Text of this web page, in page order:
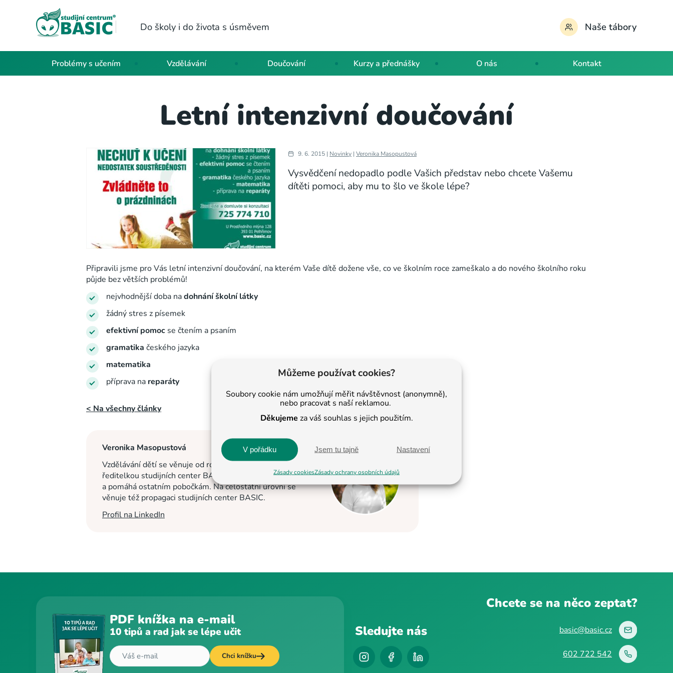
Můžeme používat cookies?
Soubory cookie nám umožňují měřit návštěvnost (anonymně),
nebo pracovat s naší reklamou.
Děkujeme za váš souhlas s jejich použitím.
V pořádku Jsem tu tajně Nastavení
Zásady cookiesZásady ochrany osobních údajů
Do školy i do života s úsměvem Naše tábory
Problémy s učením Vzdělávání Doučování Kurzy a přednášky O nás Kontakt
Letní intenzivní doučování
9. 6. 2015 | Novinky | Veronika Masopustová
Vysvědčení nedopadlo podle Vašich představ nebo chcete Vašemu
dítěti pomoci, aby mu to šlo ve škole lépe?
Připravili jsme pro Vás letní intenzivní doučování, na kterém Vaše dítě dožene vše, co ve školním roce zameškalo a do nového školního roku
půjde bez větších problémů!
nejvhodnější doba nadohnání školní látky
žádný stres z písemek
efektivní pomoc se čtením a psaním
gramatika českého jazyka
matematika
příprava na reparáty
< Na všechny články
Veronika Masopustová
Vzdělávání dětí se věnuje od roku 2013. Nyní je
ředitelkou studijních center BASIC v Jihlavě a Pelhřimově
a pomáhá ostatním pobočkám. Na celostátní úrovni se
věnuje též propagaci studijních center BASIC.
Profil na LinkedIn
PDF knížka na e-mail
10 tipů a rad jak se lépe učit
Chci knížku
Sledujte nás
Chcete se na něco zeptat?
basic@basic.cz
602 722 542